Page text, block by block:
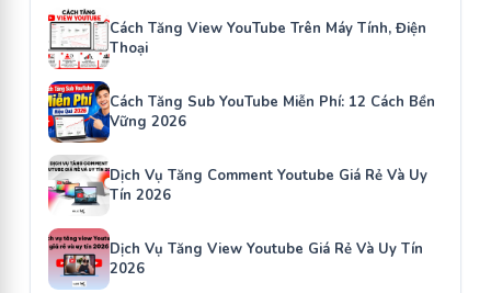
Cách Tăng View YouTube Trên Máy Tính, Điện
Thoại
Cách Tăng Sub YouTube Miễn Phí: 12 Cách Bền
Vững 2026
Dịch Vụ Tăng Comment Youtube Giá Rẻ Và Uy
Tín 2026
Dịch Vụ Tăng View Youtube Giá Rẻ Và Uy Tín
2026